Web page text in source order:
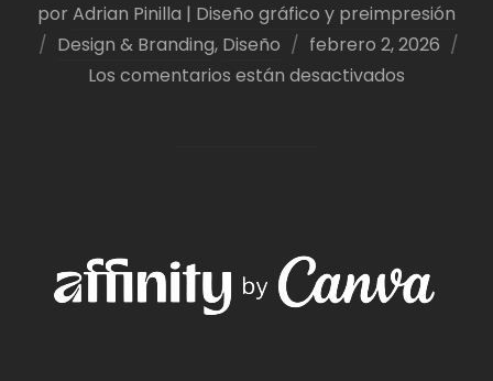
por Adrian Pinilla | Diseño gráfico y preimpresión
Design & Branding, Diseño
Publicado
el
febrero 2, 2026
Los comentarios están desactivados